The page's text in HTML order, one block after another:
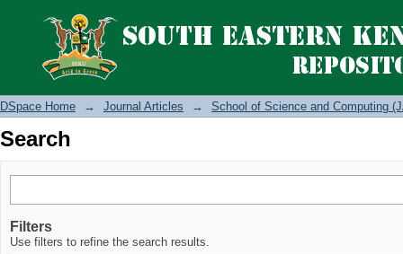
Search
DSpace Home → Journal Articles → School of Science and Computing
Search
Filters
Use filters to refine the search results.